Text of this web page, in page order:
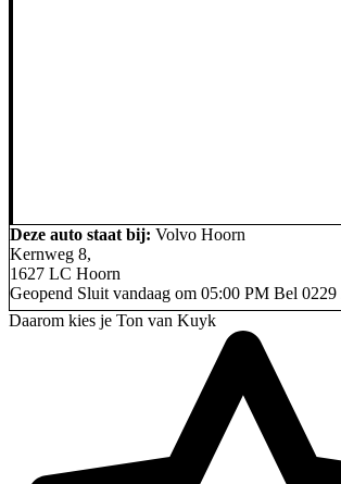
Deze auto staat bij: Volvo Hoorn
Kernweg 8,
1627 LC Hoorn
Geopend Sluit vandaag om 05:00 PM Bel 0229
Daarom kies je Ton van Kuyk